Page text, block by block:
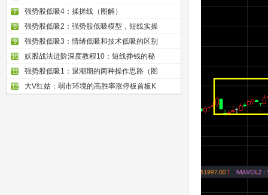
7 强势股低吸4：揉搓线（图解）
8 强势股低吸2：强势股低吸模型，短线实操
9 强势股低吸3：情绪低吸和技术低吸的区别
10 妖股战法进阶深度教程10：短线挣钱的秘
11 强势股低吸1：退潮期的两种操作思路（图
12 大V红姑：弱市环境的高胜率涨停板首板K